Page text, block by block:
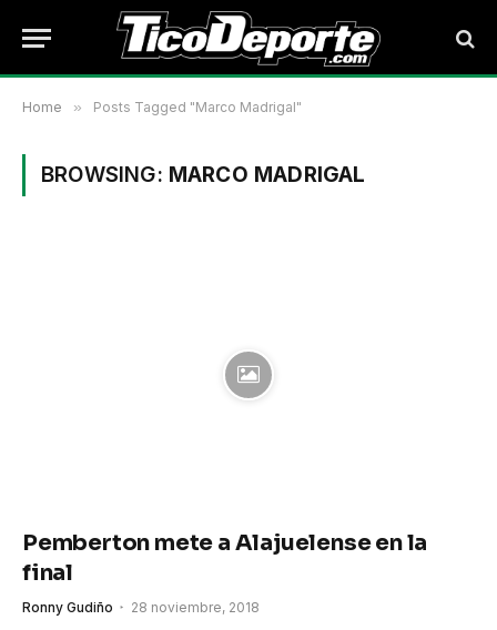
Home » Posts Tagged "Marco Madrigal"
BROWSING: MARCO MADRIGAL
Pemberton mete a Alajuelense en la
final
Ronny Gudiño 28 noviembre, 2018